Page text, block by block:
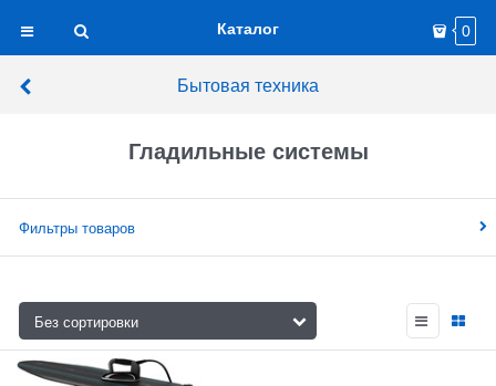
Каталог 0
Бытовая техника
Гладильные системы
Фильтры товаров